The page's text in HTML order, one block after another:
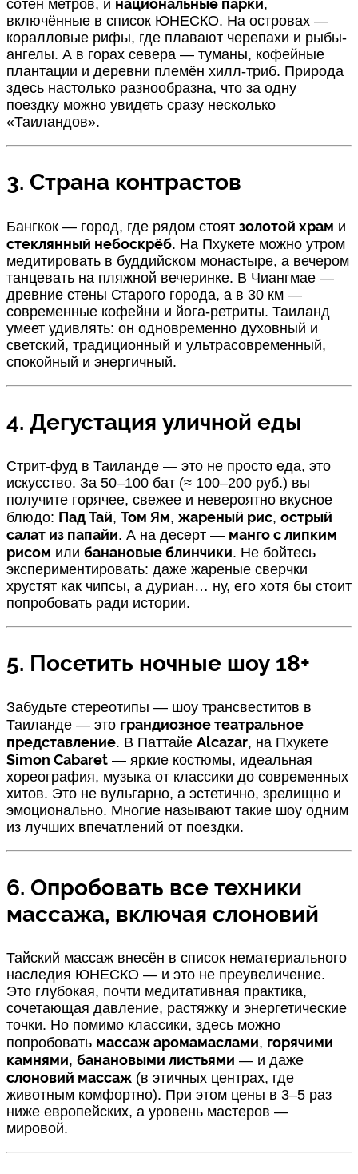
сотен метров, и
,
включённые в список ЮНЕСКО. На островах —
коралловые рифы, где плавают черепахи и рыбы-
ангелы. А в горах севера — туманы, кофейные
плантации и деревни племён хилл-триб. Природа
здесь настолько разнообразна, что за одну
поездку можно увидеть сразу несколько
«Таиландов».
3. Страна контрастов
Бангкок — город, где рядом стоят золотой храм и
стеклянный небоскрёб. На Пхукете можно утром
медитировать в буддийском монастыре, а вечером
танцевать на пляжной вечеринке. В Чиангмае —
древние стены Старого города, а в 30 км —
современные кофейни и йога-ретриты. Таиланд
умеет удивлять: он одновременно духовный и
светский, традиционный и ультрасовременный,
спокойный и энергичный.
4. Дегустация уличной еды
Стрит-фуд в Таиланде — это не просто еда, это
искусство. За 50–100 бат (≈ 100–200 руб.) вы
получите горячее, свежее и невероятно вкусное
блюдо: Пад Тай, Том Ям, жареный рис, острый
салат из папайи. А на десерт — манго с липким
рисом или банановые блинчики. Не бойтесь
экспериментировать: даже жареные сверчки
хрустят как чипсы, а дуриан… ну, его хотя бы стоит
попробовать ради истории.
5. Посетить ночные шоу 18+
Забудьте стереотипы — шоу трансвеститов в
Таиланде — это грандиозное театральное
представление. В Паттайе Alcazar, на Пхукете
Simon Cabaret — яркие костюмы, идеальная
хореография, музыка от классики до современных
хитов. Это не вульгарно, а эстетично, зрелищно и
эмоционально. Многие называют такие шоу одним
из лучших впечатлений от поездки.
6. Опробовать все техники
массажа, включая слоновий
Тайский массаж внесён в список нематериального
наследия ЮНЕСКО — и это не преувеличение.
Это глубокая, почти медитативная практика,
сочетающая давление, растяжку и энергетические
точки. Но помимо классики, здесь можно
попробовать массаж аромамаслами, горячими
камнями, банановыми листьями — и даже
слоновий массаж (в этичных центрах, где
животным комфортно). При этом цены в 3–5 раз
ниже европейских, а уровень мастеров —
мировой.